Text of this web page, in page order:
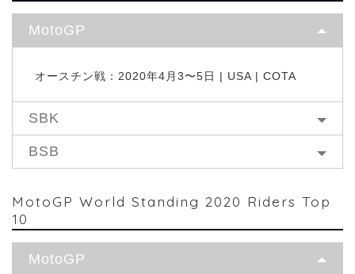
MotoGP
オースチン戦：2020年4月3〜5日 | USA | COTA
SBK
BSB
MotoGP World Standing 2020 Riders Top
10
MotoGP